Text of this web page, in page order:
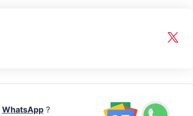
WhatsApp?